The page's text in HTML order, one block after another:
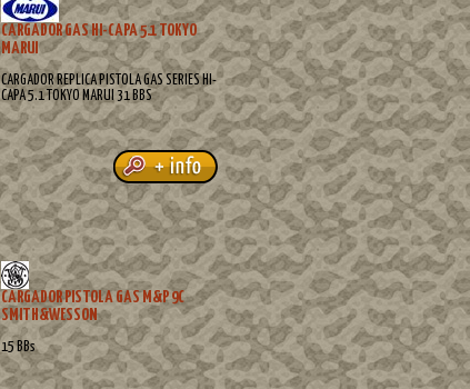
CARGADOR GAS HI-CAPA 5.1 TOKYO
MARUI
CARGADOR REPLICA PISTOLA GAS SERIES HI-
CAPA 5.1 TOKYO MARUI 31 BBS
CARGADOR PISTOLA GAS M&P 9C
SMITH&WESSON
15 BBs